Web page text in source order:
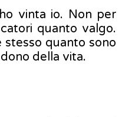
vinta io. Non per
quanto valgo.
quanto sono
della vita.